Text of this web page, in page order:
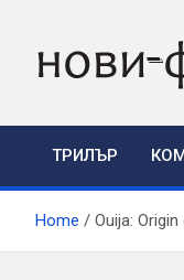
content
ТРИЛЪР
Home Ouija: